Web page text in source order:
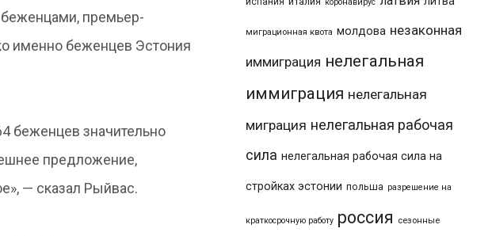
беженцами, премьер-
именно беженцев Эстония
беженцев значительно
предложение,
— сказал Рыйвас.
миграционная квота молдова незаконная
иммиграция нелегальная
иммиграция нелегальная
миграция нелегальная рабочая
сила нелегальная рабочая сила на
стройках эстонии польша разрешение на
краткосрочную работу россия сезонные